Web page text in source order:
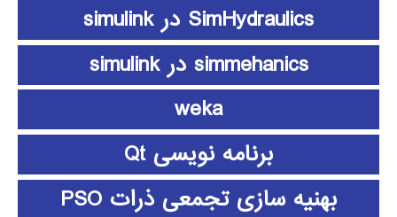
SimHydraulics در simulink
simmehanics در simulink
weka
برنامه نویسی Qt
بهنیه سازی تجمعی ذرات PSO